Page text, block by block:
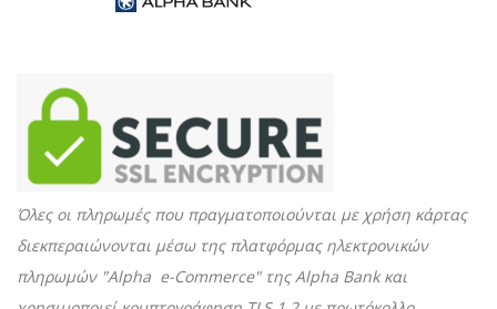
Όλες οι πληρωμές που πραγματοποιούνται με χρήση κάρτας
διεκπεραιώνονται μέσω της πλατφόρμας ηλεκτρονικών
πληρωμών "Alpha e-Commerce" της Alpha Bank και